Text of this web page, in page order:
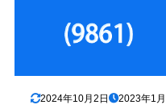
2024年10月2日 2023年1